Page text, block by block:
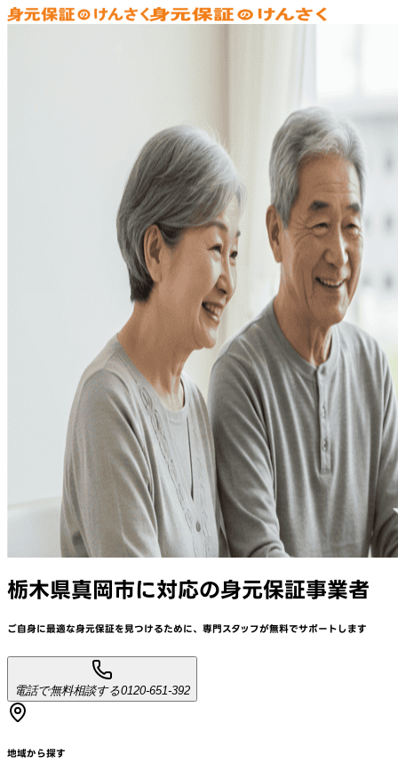
栃木県真岡市に対応の身元保証事業者
ご自身に最適な身元保証を見つけるために、 専門スタッフが無料でサポートします
電話で無料相談する0120-651-392
地域から探す